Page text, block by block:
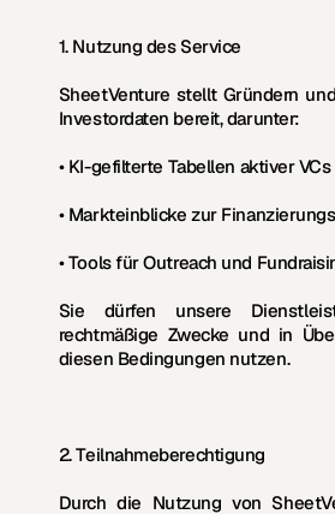
1. Nutzung des Service
SheetVenture stellt Gründern
Investordaten bereit, darunter:
• KI-gefilterte Tabellen aktiver VCs
• Markteinblicke zur
• Tools für Outreach und
Sie dürfen unsere
rechtmäßige Zwecke und in
diesen Bedingungen nutzen.
2. Teilnahmeberechtigung
Durch die Nutzung von